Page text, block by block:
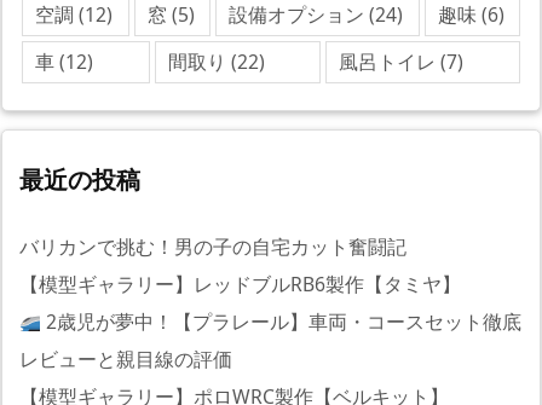
空調 (12) 窓 (5) 設備オプション (24) 趣味 (6)
車(12) 間取り (22) 風呂トイレ (7)
最近の投稿
バリカンで挑む！男の子の自宅カット奮闘記
【模型ギャラリー】レッドブルRB6製作【タミヤ】
2歳児が夢中！【プラレール】車両・コースセット徹底
レビューと親目線の評価
【模型ギャラリー】ポロWRC製作【ベルキット】